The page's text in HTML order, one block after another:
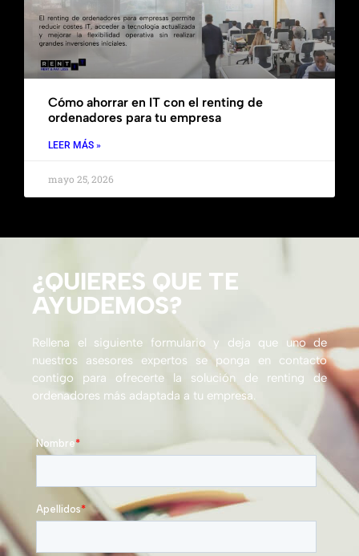
Cómo ahorrar en IT con el renting de
ordenadores para tu empresa
LEER MÁS »
mayo 25, 2026
¿QUIERES QUE TE
AYUDEMOS?
Rellena el siguiente formulario y deja que uno de
nuestros asesores expertos se ponga en contacto
contigo para ofrecerte la solución de renting de
ordenadores más adaptada a tu empresa.